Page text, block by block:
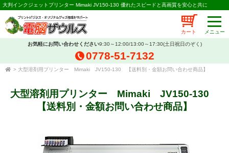
大判インクジェットプリンター Mimaki JV150-130 優れたスピードと高画質を安心と共に
カート
お気軽にお問い合わせください9:30～12:00/13:00～17:30(土日祝日のぞく)
0778-51-7132
> 大型溶剤用プリンター Mimaki JV150-130 【送料別・金額お問い合わせ商品】
大型溶剤用プリンター Mimaki JV150-130
【送料別・金額お問い合わせ商品】